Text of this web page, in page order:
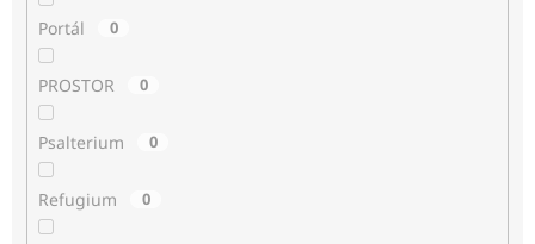
Portál 0
PROSTOR 0
Psalterium 0
Refugium 0